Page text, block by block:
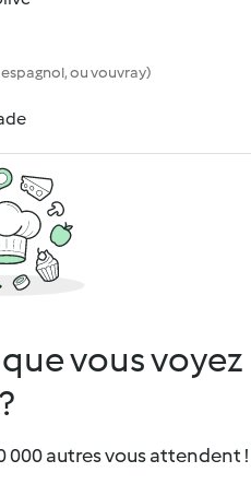
ou vouvray)
vous voyez
?
000 autres vous attendent !